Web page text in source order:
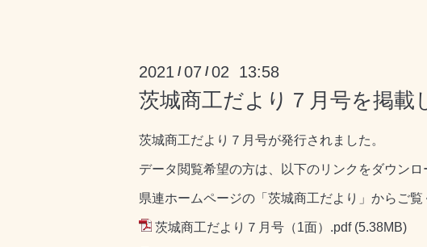
2021 /07 /02 13:58
茨城商工だより７月号を掲載
茨城商工だより７月号が発行されました。
データ閲覧希望の方は、以下のリンクをダウンロ
県連ホームページの「茨城商工だより」からご覧
茨城商工だより７月号（1面）.pdf (5.38MB)